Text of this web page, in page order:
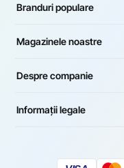
Branduri populare
Magazinele noastre
Despre companie
Informații legale